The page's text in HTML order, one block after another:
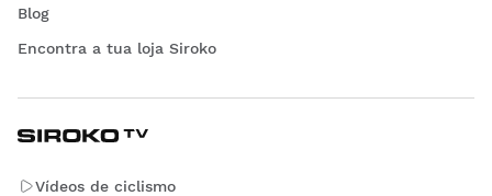
Blog
Encontra a tua loja Siroko
Vídeos de ciclismo